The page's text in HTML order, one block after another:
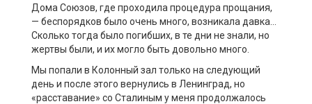
Дома Союзов, где проходила процедура прощания,
— беспорядков было очень много, возникала давка…
Сколько тогда было погибших, в те дни не знали, но
жертвы были, и их могло быть довольно много.
Мы попали в Колонный зал только на следующий
день и после этого вернулись в Ленинград, но
«расставание» со Сталиным у меня продолжалось